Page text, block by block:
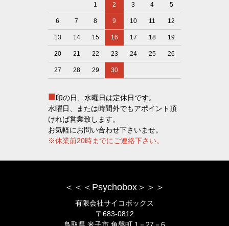
1 2 3 4 5
6 7 8 9 10 11 12
13 14 15 16 17 18 19
20 21 22 23 24 25 26
27 28 29 30
■印の日、水曜日は定休日です。
水曜日、または時間外でもアポイント頂
ければ営業致します。
お気軽にお問い合わせ下さいませ。
※休業前20時までにご連絡下さい。
＜＜＜Psychobox＞＞＞
有限会社サイコボックス
〒683-0812